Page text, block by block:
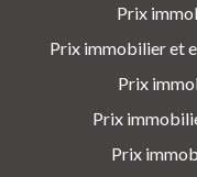
Prix
Prix immobilier et
Prix
Prix
Prix